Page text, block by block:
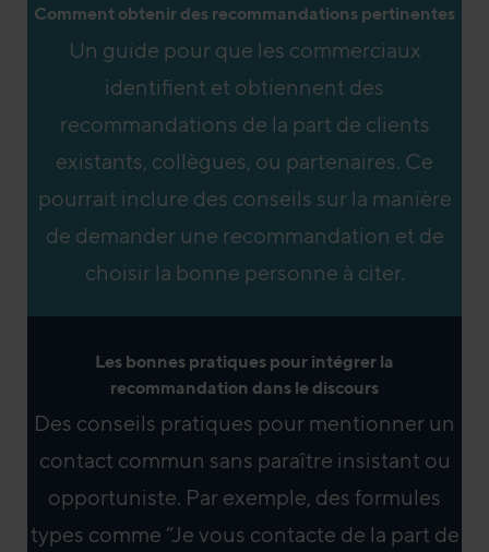
Comment obtenir des recommandations pertinentes
Un guide pour que les commerciaux
identifient et obtiennent des
recommandations de la part de clients
existants, collègues, ou partenaires. Ce
pourrait inclure des conseils sur la manière
de demander une recommandation et de
choisir la bonne personne à citer.
Les bonnes pratiques pour intégrer la
recommandation dans le discours
Des conseils pratiques pour mentionner un
contact commun sans paraître insistant ou
opportuniste. Par exemple, des formules
types comme “Je vous contacte de la part de